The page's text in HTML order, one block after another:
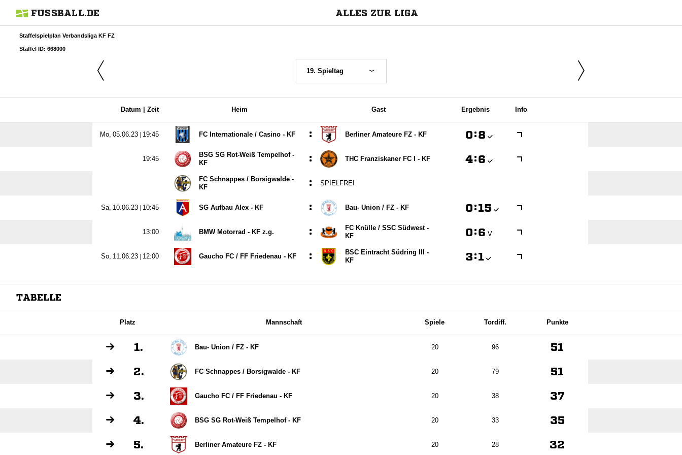
FUSSBALL.DE ALLES ZUR LIGA
Staffelspielplan Verbandsliga KF FZ
Staffel ID: 668000
19. Spieltag
Datum | Zeit Heim Gast Ergebnis Info
  |  FC Internationale /​ Casino - KF : Berliner Amateure FZ - KF :

BSG SG Rot-Weiß Tempelhof -
KF
: THC Franziskaner FC I - KF :
FC Schnappes /​ Borsigwalde -
KF
: SPIELFREI
  |  SG Aufbau Alex - KF : Bau- Union /​ FZ - KF :
 BMW Motorrad - KF z.g. :
FC Knülle /​ SSC Südwest -
KF
: V
  |  Gaucho FC /​ FF Friedenau - KF :
BSC Eintracht Südring III -
KF
:
TABELLE
Platz Mannschaft Spiele Tordiff. Punkte
1. Bau- Union /​ FZ - KF 20 96 51
2. FC Schnappes /​ Borsigwalde - KF 20 79 51
3. Gaucho FC /​ FF Friedenau - KF 20 38 37
4. BSG SG Rot-Weiß Tempelhof - KF 20 33 35
5. Berliner Amateure FZ - KF 20 28 32